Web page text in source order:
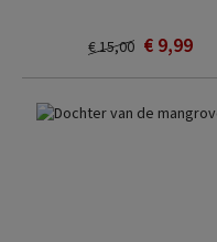
€ 9,99
€ 15,00